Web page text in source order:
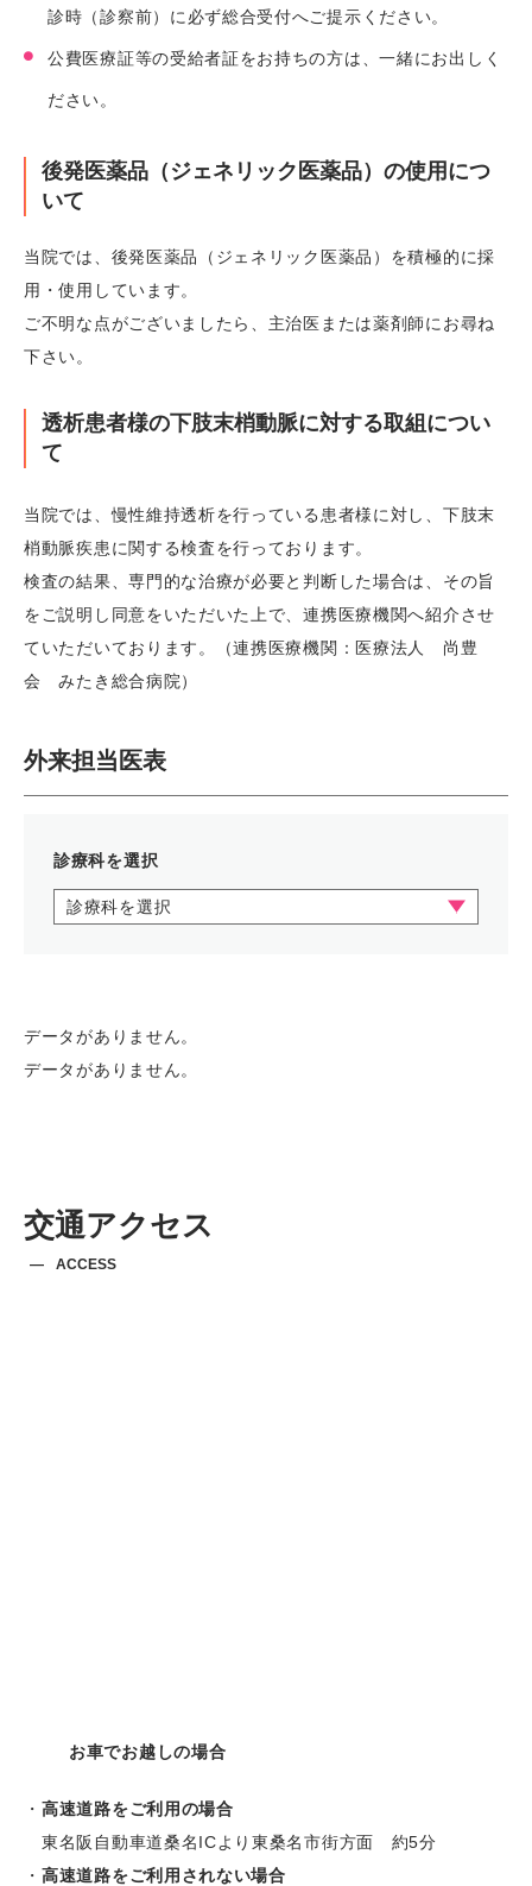
診時（診察前）に必ず総合受付へご提示ください。
公費医療証等の受給者証をお持ちの方は、一緒にお出しく
ださい。
後発医薬品（ジェネリック医薬品）の使用につ
いて
当院では、後発医薬品（ジェネリック医薬品）を積極的に採
用・使用しています。
ご不明な点がございましたら、主治医または薬剤師にお尋ね
下さい。
透析患者様の下肢末梢動脈に対する取組につい
て
当院では、慢性維持透析を行っている患者様に対し、下肢末
梢動脈疾患に関する検査を行っております。
検査の結果、専門的な治療が必要と判断した場合は、その旨
をご説明し同意をいただいた上で、連携医療機関へ紹介させ
ていただいております。（連携医療機関：医療法人 尚豊
会 みたき総合病院）
外来担当医表
診療科を選択
診療科を選択
データがありません。
データがありません。
交通アクセス
ACCESS
お車でお越しの場合
高速道路をご利用の場合
東名阪自動車道桑名ICより東桑名市街方面 約5分
高速道路をご利用されない場合